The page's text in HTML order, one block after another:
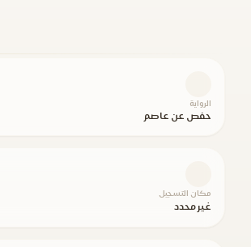
الرواية
حفص عن عاصم
مكان التسجيل
غير محدد